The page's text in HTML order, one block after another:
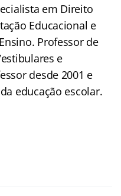
em Direito
Educacional e
Professor de
e
desde 2001 e
educação escolar.